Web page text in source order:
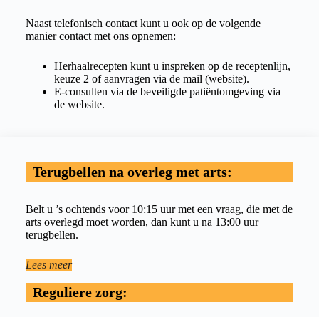
Naast telefonisch contact kunt u ook op de volgende
manier contact met ons opnemen:
Herhaalrecepten kunt u inspreken op de receptenlijn,
keuze 2 of aanvragen via de mail (website).
E-consulten via de beveiligde patiëntomgeving via
de website.
Terugbellen na overleg met arts:
Belt u ’s ochtends voor 10:15 uur met een vraag, die met de
arts overlegd moet worden, dan kunt u na 13:00 uur
terugbellen.
Lees meer
Reguliere zorg: